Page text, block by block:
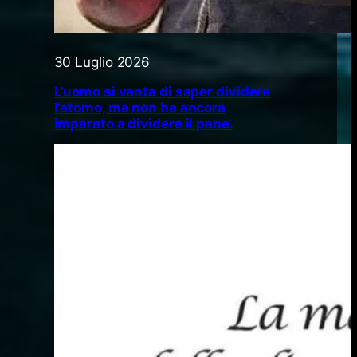
30 Luglio 2026
L’uomo si vanta di saper dividere
l’atomo, ma non ha ancora
imparato a dividere il pane.